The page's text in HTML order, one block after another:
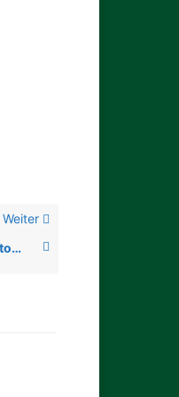
Weiter
Ophiocordyceps entomorrhiza, syn. Cordyceps entomorrhiza